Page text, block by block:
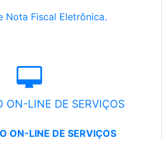
Nota Fiscal Eletrônica.
ON-LINE DE SERVIÇOS
ON-LINE DE SERVIÇOS